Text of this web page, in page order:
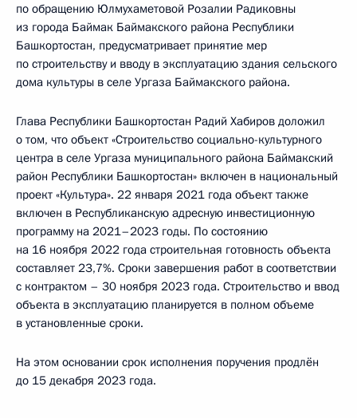
по обращению Юлмухаметовой Розалии Радиковны
из города Баймак Баймакского района Республики
Башкортостан, предусматривает принятие мер
по строительству и вводу в эксплуатацию здания сельского
дома культуры в селе Ургаза Баймакского района.
Глава Республики Башкортостан Радий Хабиров доложил
о том, что объект «Строительство социально-культурного
центра в селе Ургаза муниципального района Баймакский
район Республики Башкортостан» включен в национальный
проект «Культура». 22 января 2021 года объект также
включен в Республиканскую адресную инвестиционную
программу на 2021–2023 годы. По состоянию
на 16 ноября 2022 года строительная готовность объекта
составляет 23,7%. Сроки завершения работ в соответствии
с контрактом – 30 ноября 2023 года. Строительство и ввод
объекта в эксплуатацию планируется в полном объеме
в установленные сроки.
На этом основании срок исполнения поручения продлён
до 15 декабря 2023 года.